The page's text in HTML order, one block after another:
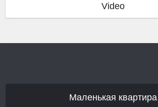
Video
Маленькая квартира